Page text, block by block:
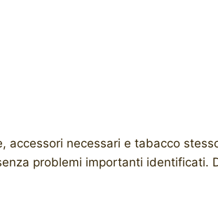
necessari e tabacco
problemi importanti identificati.